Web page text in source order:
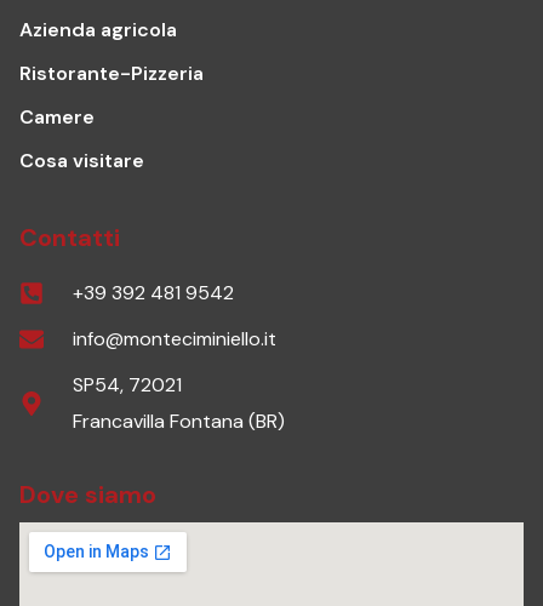
Azienda agricola
Ristorante-Pizzeria
Camere
Cosa visitare
Contatti
+39 392 481 9542
info@monteciminiello.it
SP54, 72021
Francavilla Fontana (BR)
Dove siamo